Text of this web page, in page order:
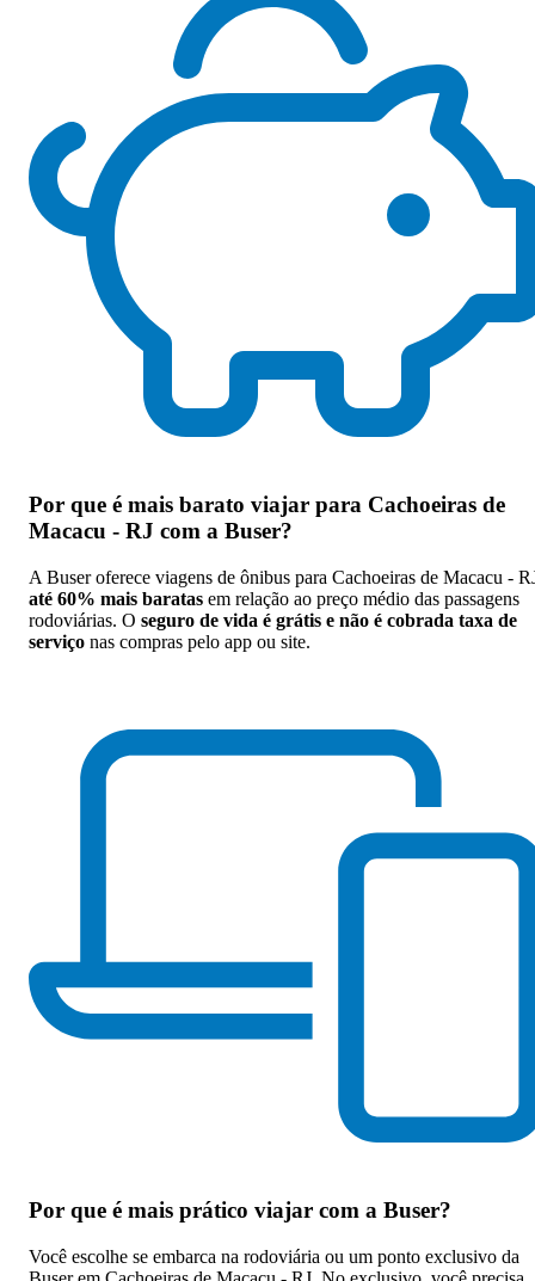
Por que é mais barato viajar para Cachoeiras de
Macacu - RJ com a Buser?
A Buser oferece viagens de ônibus para Cachoeiras de Macacu -
até 60% mais baratas em relação ao preço médio das passagens
rodoviárias. O seguro de vida é grátis e não é cobrada taxa de
serviço nas compras pelo app ou site.
Por que é mais prático viajar com a Buser?
Você escolhe se embarca na rodoviária ou um ponto exclusivo da